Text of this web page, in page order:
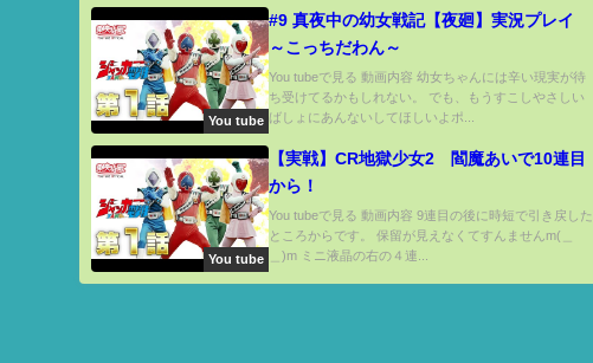
You tube
#9 真夜中の幼女戦記【夜廻】実況プレイ
～こっちだわん～
You tubeで見る 動画内容 幼女ちゃんには辛い現実が待
ち受けてるかもしれない。 でも、もうすこしやさしい
ばしょにあんないしてほしいよポ...
You tube
【実戦】CR地獄少女2 閻魔あいで10連目
から！
You tubeで見る 動画内容 9連目の後に時短で引き戻した
ところからです。 保留が見えなくてすんませんm(＿
＿)m ミニ液晶の右の４連...